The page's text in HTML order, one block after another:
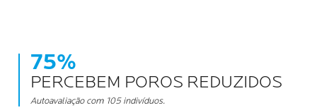
75%
PERCEBEM POROS REDUZIDOS
Autoavaliação com 105 indivíduos.